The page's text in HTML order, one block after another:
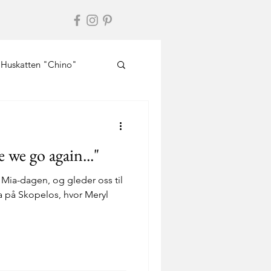
Huskatten "Chino"
go again..."
dagen, og gleder oss til
på Skopelos, hvor Meryl